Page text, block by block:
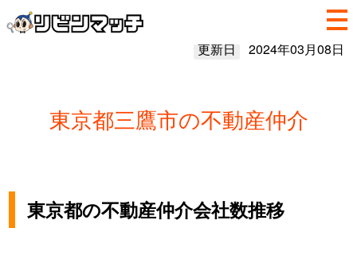
更新日 2024年03月08日
東京都三鷹市の不動産仲介
東京都の不動産仲介会社数推移